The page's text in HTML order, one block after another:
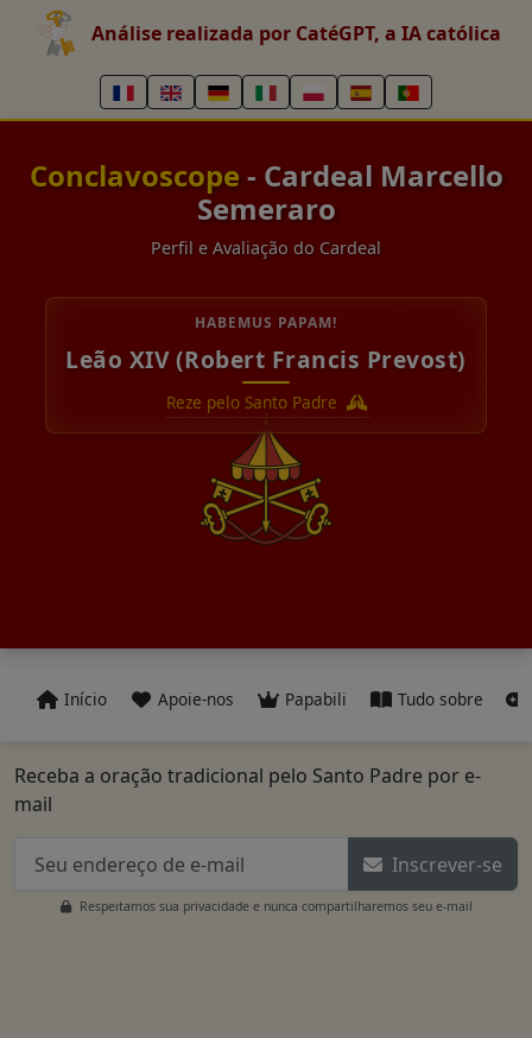
Análise realizada por CatéGPT, a IA católica
Conclavoscope - Cardeal Marcello
Semeraro
Perfil e Avaliação do Cardeal
HABEMUS PAPAM!
Leão XIV (Robert Francis Prevost)
Reze pelo Santo Padre
Início Apoie-nos Papabili Tudo sobre
Receba a oração tradicional pelo Santo Padre por e-
mail
Inscrever-se
Respeitamos sua privacidade e nunca compartilharemos seu e-mail